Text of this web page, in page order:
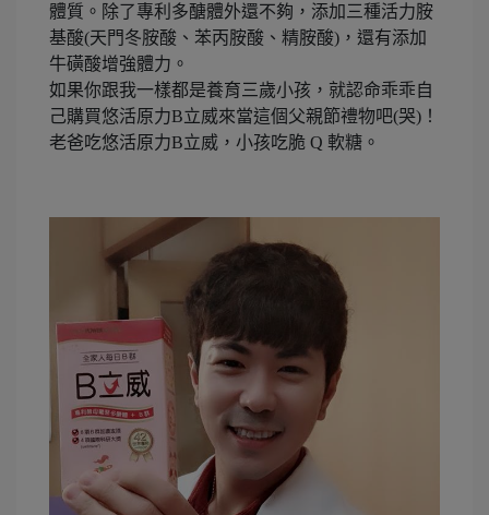
體質。除了專利多醣體外還不夠，添加三種活力胺
基酸(天門冬胺酸、苯丙胺酸、精胺酸)，還有添加
牛磺酸增強體力。
如果你跟我一樣都是養育三歲小孩，就認命乖乖自
己購買悠活原力B立威來當這個父親節禮物吧(哭)！
老爸吃悠活原力B立威，小孩吃脆 Q 軟糖。